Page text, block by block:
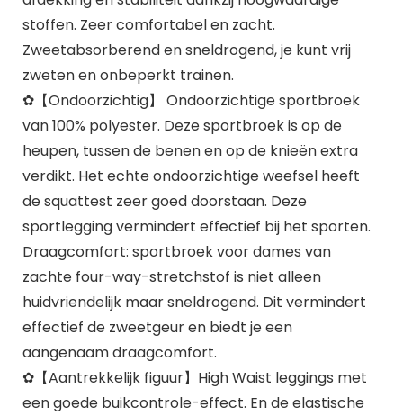
stoffen. Zeer comfortabel en zacht.
Zweetabsorberend en sneldrogend, je kunt vrij
zweten en onbeperkt trainen.
✿【Ondoorzichtig】 Ondoorzichtige sportbroek
van 100% polyester. Deze sportbroek is op de
heupen, tussen de benen en op de knieën extra
verdikt. Het echte ondoorzichtige weefsel heeft
de squattest zeer goed doorstaan. Deze
sportlegging vermindert effectief bij het sporten.
Draagcomfort: sportbroek voor dames van
zachte four-way-stretchstof is niet alleen
huidvriendelijk maar sneldrogend. Dit vermindert
effectief de zweetgeur en biedt je een
aangenaam draagcomfort.
✿【Aantrekkelijk figuur】High Waist leggings met
een goede buikcontrole-effect. En de elastische